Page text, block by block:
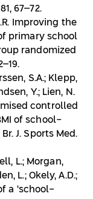
67–72.
Improving the
primary school
randomized
S.A.; Klepp,
Y.; Lien, N.
controlled
of school-
J. Sports Med.
L.; Morgan,
L.; Okely, A.D.;
a ‘school-